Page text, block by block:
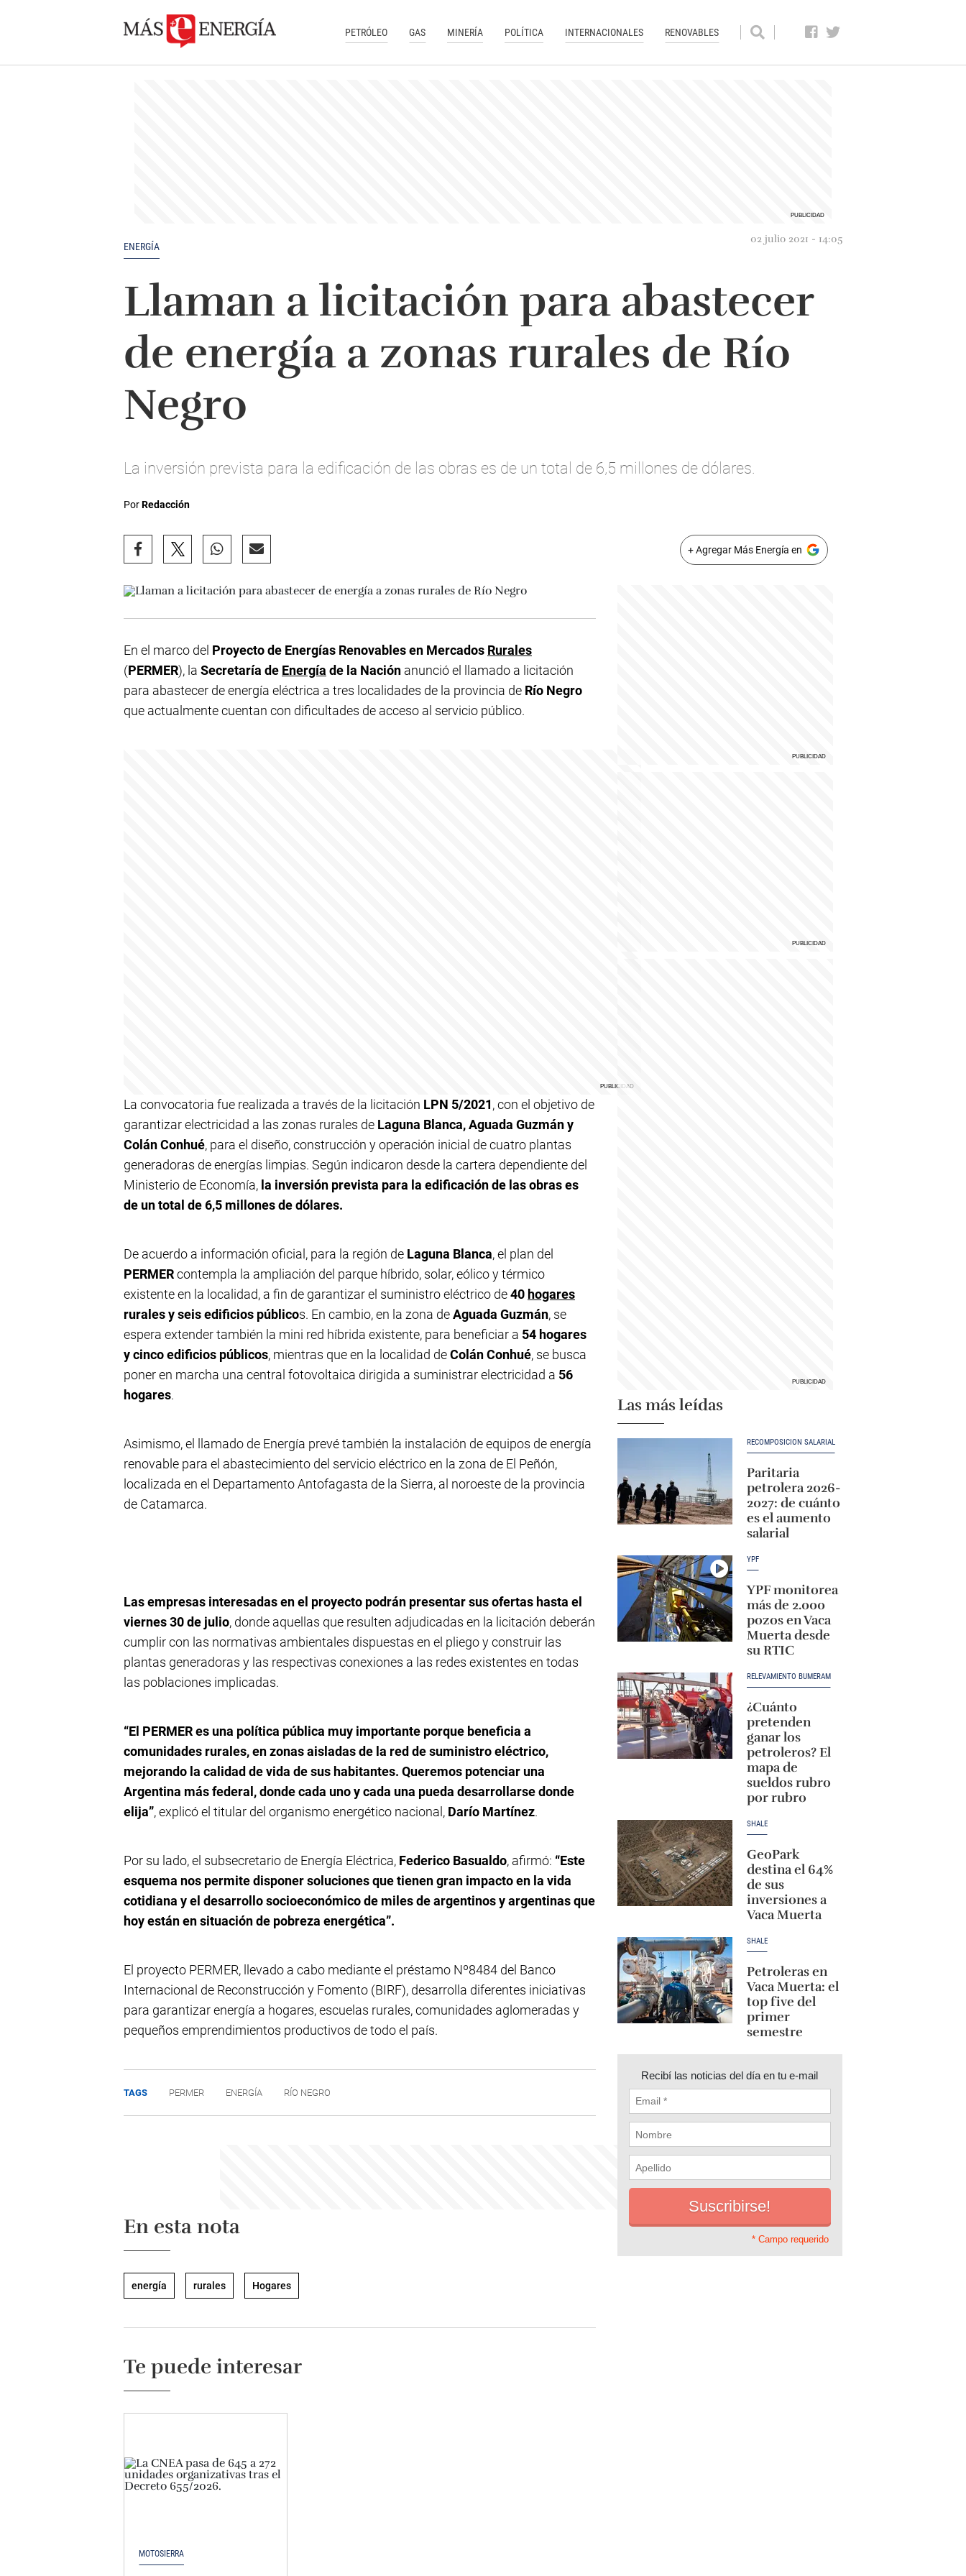
PETRÓLEO GAS MINERÍA POLÍTICA INTERNACIONALES RENOVABLES
ENERGÍA
02 julio 2021 - 14:05
Llaman a licitación para abastecer
de energía a zonas rurales de Río
Negro
La inversión prevista para la edificación de las obras es de un total de 6,5 millones de dólares.
PorRedacción
+ Agregar Más Energía en
En el marco del Proyecto de Energías Renovables en Mercados Rurales
(PERMER), la Secretaría de Energía de la Nación anunció el llamado a licitación
para abastecer de energía eléctrica a tres localidades de la provincia de Río Negro
que actualmente cuentan con dificultades de acceso al servicio público.
La convocatoria fue realizada a través de la licitación LPN 5/2021, con el objetivo de
garantizar electricidad a las zonas rurales de Laguna Blanca, Aguada Guzmán y
Colán Conhué, para el diseño, construcción y operación inicial de cuatro plantas
generadoras de energías limpias. Según indicaron desde la cartera dependiente del
Ministerio de Economía, la inversión prevista para la edificación de las obras es
de un total de 6,5 millones de dólares.
De acuerdo a información oficial, para la región de Laguna Blanca, el plan del
PERMERcontempla la ampliación del parque híbrido, solar, eólico y térmico
existente en la localidad, a fin de garantizar el suministro eléctrico de40 hogares
rurales y seis edificios públicos. En cambio, en la zona deAguada Guzmán, se
espera extender también la mini red híbrida existente, para beneficiar a 54 hogares
y cinco edificios públicos, mientras que en la localidad deColán Conhué, se busca
poner en marcha una central fotovoltaica dirigida a suministrar electricidad a 56
hogares.
Asimismo, el llamado de Energía prevé también la instalación de equipos de energía
renovable para el abastecimiento del servicio eléctrico en la zona de El Peñón,
localizada en el Departamento Antofagasta de la Sierra, al noroeste de la provincia
de Catamarca.
Las empresas interesadas en el proyecto podrán presentar sus ofertas hasta el
viernes 30 de julio, donde aquellas que resulten adjudicadas en la licitación deberán
cumplir con las normativas ambientales dispuestas en el pliego y construir las
plantas generadoras y las respectivas conexiones a las redes existentes en todas
las poblaciones implicadas.
“El PERMER es una política pública muy importante porque beneficia a
comunidades rurales, en zonas aisladas de la red de suministro eléctrico,
mejorando la calidad de vida de sus habitantes. Queremos potenciar una
Argentina más federal, donde cada uno y cada una pueda desarrollarse donde
elija”, explicó el titular del organismo energético nacional, Darío Martínez.
Por su lado, el subsecretario de Energía Eléctrica, Federico Basualdo, afirmó: “Este
esquema nos permite disponer soluciones que tienen gran impacto en la vida
cotidiana y el desarrollo socioeconómico de miles de argentinos y argentinas que
hoy están en situación de pobreza energética”.
El proyecto PERMER, llevado a cabo mediante el préstamo Nº8484 del Banco
Internacional de Reconstrucción y Fomento (BIRF), desarrolla diferentes iniciativas
para garantizar energía a hogares, escuelas rurales, comunidades aglomeradas y
pequeños emprendimientos productivos de todo el país.
TAGS PERMER ENERGÍA RÍO NEGRO
En esta nota
energía rurales Hogares
Las más leídas
RECOMPOSICIÓN SALARIAL
Paritaria
petrolera 2026-
2027: de cuánto
es el aumento
salarial
YPF
YPF monitorea
más de 2.000
pozos en Vaca
Muerta desde
su RTIC
RELEVAMIENTO BUMERAM
¿Cuánto
pretenden
ganar los
petroleros? El
mapa de
sueldos rubro
por rubro
SHALE
GeoPark
destina el 64%
de sus
inversiones a
Vaca Muerta
SHALE
Petroleras en
Vaca Muerta: el
top five del
primer
semestre
Recibí las noticias del día en tu e-mail
* Campo requerido
Te puede interesar
MOTOSIERRA